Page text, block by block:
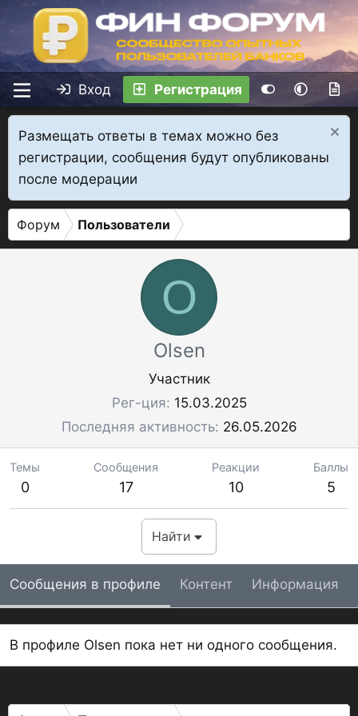
Вход Регистрация
Размещать ответы в темах можно без
регистрации, сообщения будут опубликованы
после модерации
Форум Пользователи
O
Olsen
Участник
Рег-ция 15.03.2025
Последняя активность 26.05.2026
Темы
0
Сообщения
17
Реакции
10
Баллы
5
Найти
Сообщения в профиле Контент Информация
В профиле Olsen пока нет ни одного сообщения.